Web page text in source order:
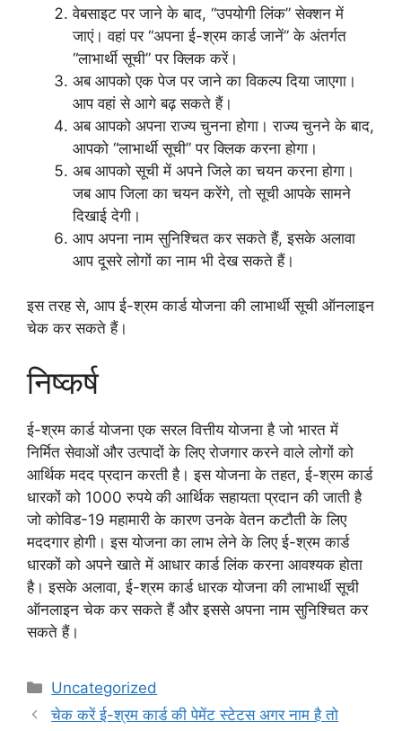
वेबसाइट पर जाने के बाद, “उपयोगी लिंक” सेक्शन में
जाएं। वहां पर “अपना ई-श्रम कार्ड जानें” के अंतर्गत
“लाभार्थी सूची” पर क्लिक करें।
अब आपको एक पेज पर जाने का विकल्प दिया जाएगा।
आप वहां से आगे बढ़ सकते हैं।
अब आपको अपना राज्य चुनना होगा। राज्य चुनने के बाद,
आपको “लाभार्थी सूची” पर क्लिक करना होगा।
अब आपको सूची में अपने जिले का चयन करना होगा।
जब आप जिला का चयन करेंगे, तो सूची आपके सामने
दिखाई देगी।
आप अपना नाम सुनिश्चित कर सकते हैं, इसके अलावा
आप दूसरे लोगों का नाम भी देख सकते हैं।
इस तरह से, आप ई-श्रम कार्ड योजना की लाभार्थी सूची ऑनलाइन
चेक कर सकते हैं।
निष्कर्ष
ई-श्रम कार्ड योजना एक सरल वित्तीय योजना है जो भारत में
निर्मित सेवाओं और उत्पादों के लिए रोजगार करने वाले लोगों को
आर्थिक मदद प्रदान करती है। इस योजना के तहत, ई-श्रम कार्ड
धारकों को 1000 रुपये की आर्थिक सहायता प्रदान की जाती है
जो कोविड-19 महामारी के कारण उनके वेतन कटौती के लिए
मददगार होगी। इस योजना का लाभ लेने के लिए ई-श्रम कार्ड
धारकों को अपने खाते में आधार कार्ड लिंक करना आवश्यक होता
है। इसके अलावा, ई-श्रम कार्ड धारक योजना की लाभार्थी सूची
ऑनलाइन चेक कर सकते हैं और इससे अपना नाम सुनिश्चित कर
सकते हैं।
Categories
Uncategorized
चेक करें ई-श्रम कार्ड की पेमेंट स्टेटस अगर नाम है तो